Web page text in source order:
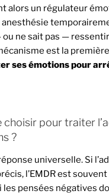
alors un régulateur
ou ne sait pas —
est la
ses émotions pour
choisir pour traiter
?
universelle. Si
l’EMDR est souvent
les pensées négatives